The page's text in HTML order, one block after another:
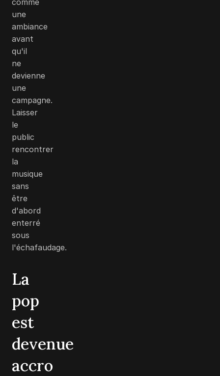
une
ambiance
avant
qu'il
ne
devienne
une
campagne.
Laisser
le
public
rencontrer
la
musique
sans
être
d'abord
enterré
sous
l'échafaudage.
La
pop
est
devenue
accro